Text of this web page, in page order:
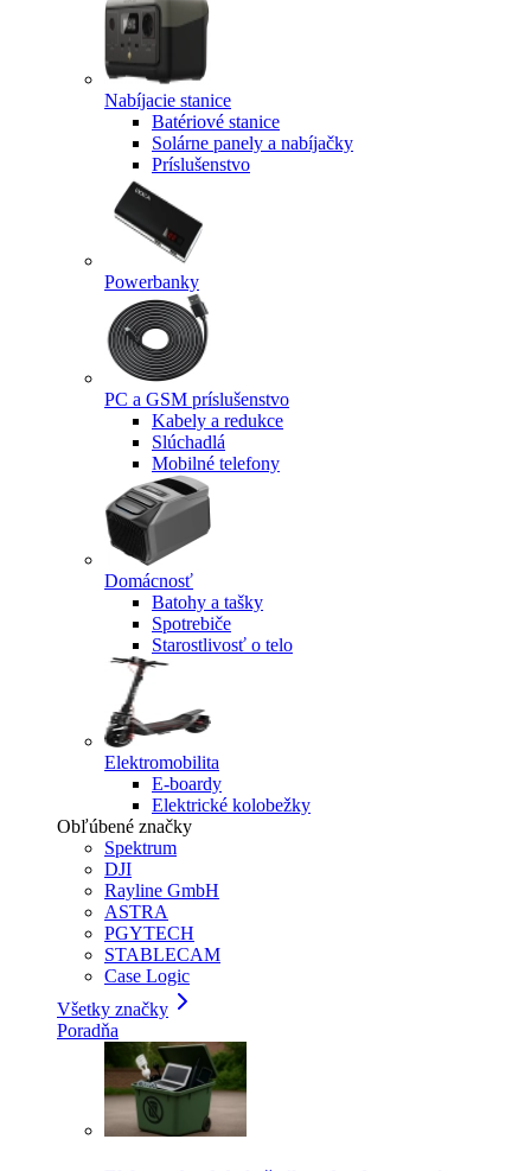
Nabíjacie stanice
Batériové stanice
Solárne panely a nabíjačky
Príslušenstvo
Powerbanky
PC a GSM príslušenstvo
Kabely a redukce
Slúchadlá
Mobilné telefony
Domácnosť
Batohy a tašky
Spotrebiče
Starostlivosť o telo
Elektromobilita
E-boardy
Elektrické kolobežky
Obľúbené značky
Spektrum
DJI
Rayline GmbH
ASTRA
PGYTECH
STABLECAM
Case Logic
Všetky značky
Poradňa